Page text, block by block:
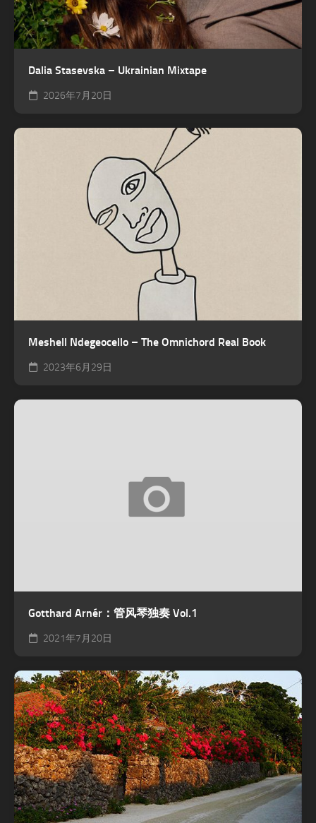
Dalia Stasevska – Ukrainian Mixtape
2026年7月20日
Meshell Ndegeocello – The Omnichord Real Book
2023年6月29日
Gotthard Arnér：管风琴独奏 Vol.1
2021年7月20日